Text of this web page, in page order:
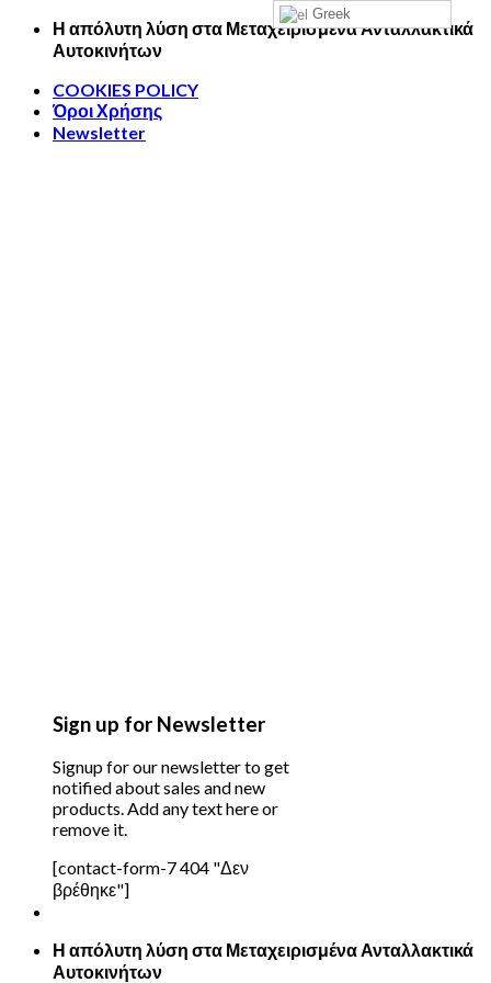
Skip
Η απόλυτη λύση στα Μεταχειρισμένα Ανταλλακτικά
Αυτοκινήτων
COOKIES POLICY
Όροι Χρήσης
Newsletter
Sign up for Newsletter
Signup for our newsletter to get
notified about sales and new
products. Add any text here or
remove it.
[contact-form-7 404 "Δεν
βρέθηκε"]
Η απόλυτη λύση στα Μεταχειρισμένα Ανταλλακτικά
Αυτοκινήτων
Greek